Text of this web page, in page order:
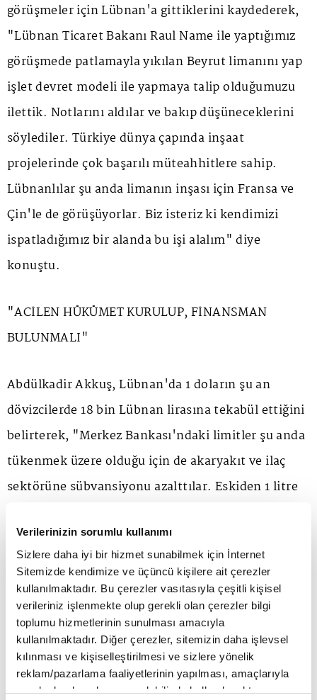
Verilerinizin sorumlu kullanımı
Sizlere daha iyi bir hizmet sunabilmek için İnternet
Sitemizde kendimize ve üçüncü kişilere ait çerezler
kullanılmaktadır. Bu çerezler vasıtasıyla çeşitli kişisel
verileriniz işlenmekte olup gerekli olan çerezler bilgi
toplumu hizmetlerinin sunulması amacıyla
kullanılmaktadır. Diğer çerezler, sitemizin daha işlevsel
kılınması ve kişiselleştirilmesi ve sizlere yönelik
reklam/pazarlama faaliyetlerinin yapılması, amaçlarıyla
sınırlı olarak açık rızanız dahilinde kullanılacaktır.
görüşmeler için Lübnan'a gittiklerini kaydederek,
"Lübnan Ticaret Bakanı Raul Name ile yaptığımız
görüşmede patlamayla yıkılan Beyrut limanını yap
işlet devret modeli ile yapmaya talip olduğumuzu
ilettik. Notlarını aldılar ve bakıp düşüneceklerini
söylediler. Türkiye dünya çapında inşaat
projelerinde çok başarılı müteahhitlere sahip.
Lübnanlılar şu anda limanın inşası için Fransa ve
Çin'le de görüşüyorlar. Biz isteriz ki kendimizi
ispatladığımız bir alanda bu işi alalım" diye
konuştu.
"ACİLEN HÜKÜMET KURULUP, FİNANSMAN
BULUNMALI"
Abdülkadir Akkuş, Lübnan'da 1 doların şu an
dövizcilerde 18 bin Lübnan lirasına tekabül ettiğini
belirterek, "Merkez Bankası'ndaki limitler şu anda
tükenmek üzere olduğu için de akaryakıt ve ilaç
sektörüne sübvansiyonu azalttılar. Eskiden 1 litre
arttı. Gıda fiyatlarında 1 kilo et 10 bin lirayken şu
an 70 bin lira, 1'e 7 oranında arttı. Gıda, akaryakıt
ve ilaç sektöründe her yerde kuyruklar var.
Elindeki yakıtı Suriye'ye ucuz fiyata satıp halktan
alıkoyanlar da var" ifadelerini kullandı.
Elektrikte nerdeyse günde 18 saate yakın kesintiler